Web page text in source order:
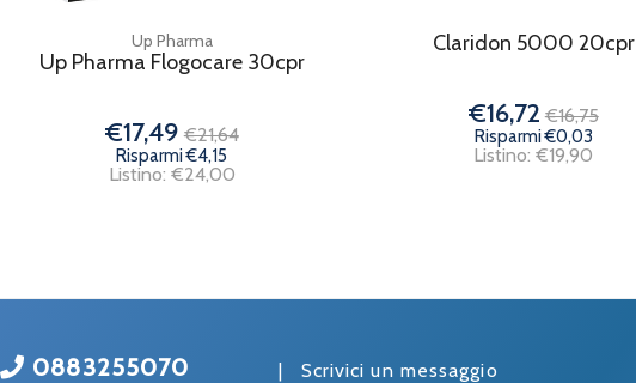
Up Pharma
Up Pharma Flogocare 30cpr
€17,49 €21,64
Risparmi €4,15
Listino: €24,00
Claridon 5000 20cpr
€16,72 €16,75
Risparmi €0,03
Listino: €19,90
0883255070 | Scrivici un messaggio